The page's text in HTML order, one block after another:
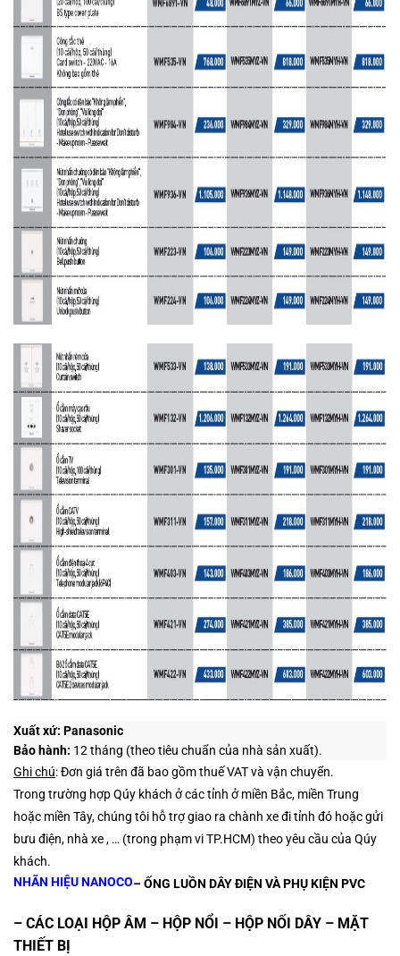
Xuất xứ: Panasonic
Bảo hành: 12 tháng (theo tiêu chuẩn của nhà sản xuất).
Ghi chú: Đơn giá trên đã bao gồm thuế VAT và vận chuyển.
Trong trường hợp Qúy khách ở các tỉnh ở miền Bắc, miền Trung
hoặc miền Tây, chúng tôi hỗ trợ giao ra chành xe đi tỉnh đó hoặc gửi
bưu điện, nhà xe , … (trong phạm vi TP.HCM) theo yêu cầu của Qúy
khách.
NHÃN HIỆU NANOCO– ỐNG LUỒN DÂY ĐIỆN VÀ PHỤ KIỆN PVC
– CÁC LOẠI HỘP ÂM – HỘP NỔI – HỘP NỐI DÂY – MẶT
THIẾT BỊ